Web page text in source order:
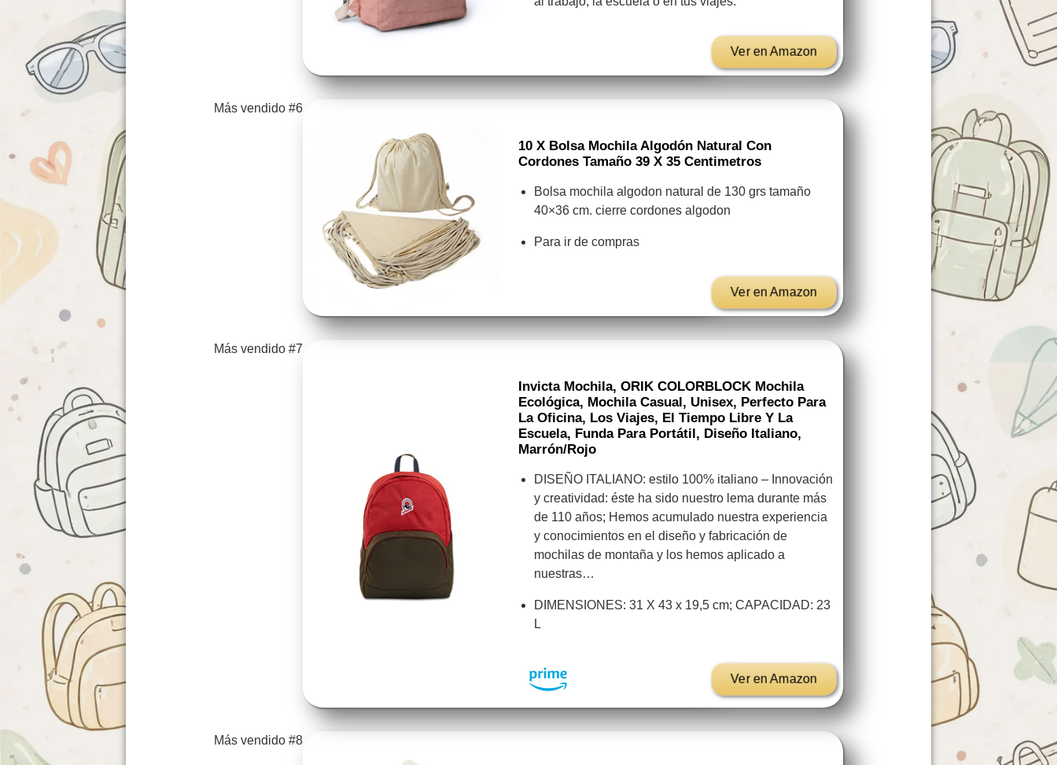
Ver en Amazon
Más vendido #6
10 X Bolsa Mochila Algodón Natural Con
Cordones Tamaño 39 X 35 Centimetros
Bolsa mochila algodon natural de 130 grs tamaño
40×36 cm. cierre cordones algodon
Para ir de compras
Ver en Amazon
Más vendido #7
Invicta Mochila, ORIK COLORBLOCK Mochila
Ecológica, Mochila Casual, Unisex, Perfecto Para
La Oficina, Los Viajes, El Tiempo Libre Y La
Escuela, Funda Para Portátil, Diseño Italiano,
Marrón/rojo
DISEÑO ITALIANO: estilo 100% italiano – Innovación
y creatividad: éste ha sido nuestro lema durante más
de 110 años; Hemos acumulado nuestra experiencia
y conocimientos en el diseño y fabricación de
mochilas de montaña y los hemos aplicado a
nuestras…
DIMENSIONES: 31 X 43 x 19,5 cm; CAPACIDAD: 23
L
Ver en Amazon
Más vendido #8